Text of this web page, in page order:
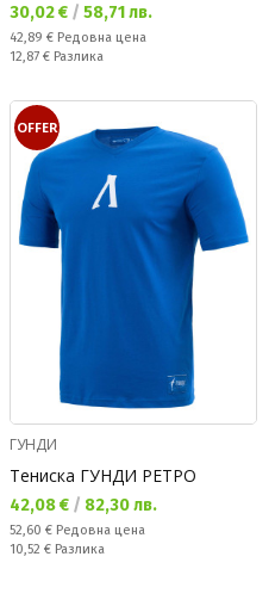
Текуща цена:
30,02 € / 58,71 лв.
Редовна цена:
42,89 € Редовна цена
Спестявате:
12,87 € Разлика
OFFER
ГУНДИ
Тениска ГУНДИ РЕТРО
Текуща цена:
42,08 € / 82,30 лв.
Редовна цена:
52,60 € Редовна цена
Спестявате:
10,52 € Разлика